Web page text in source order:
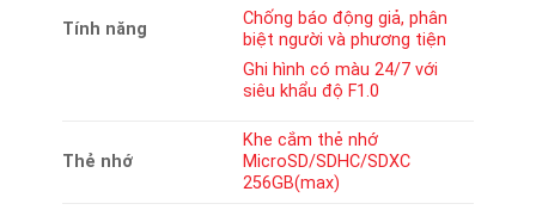
Tính năng
Chống báo động giả, phân
biệt người và phương tiện
Ghi hình có màu 24/7 với
siêu khẩu độ F1.0
Thẻ nhớ
Khe cắm thẻ nhớ
MicroSD/SDHC/SDXC
256GB(max)